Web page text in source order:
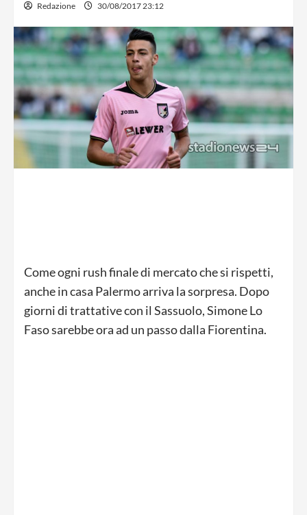
Redazione 30/08/2017 23:12
Come ogni rush finale di mercato che si rispetti,
anche in casa Palermo arriva la sorpresa. Dopo
giorni di trattative con il Sassuolo, Simone Lo
Faso sarebbe ora ad un passo dalla Fiorentina.